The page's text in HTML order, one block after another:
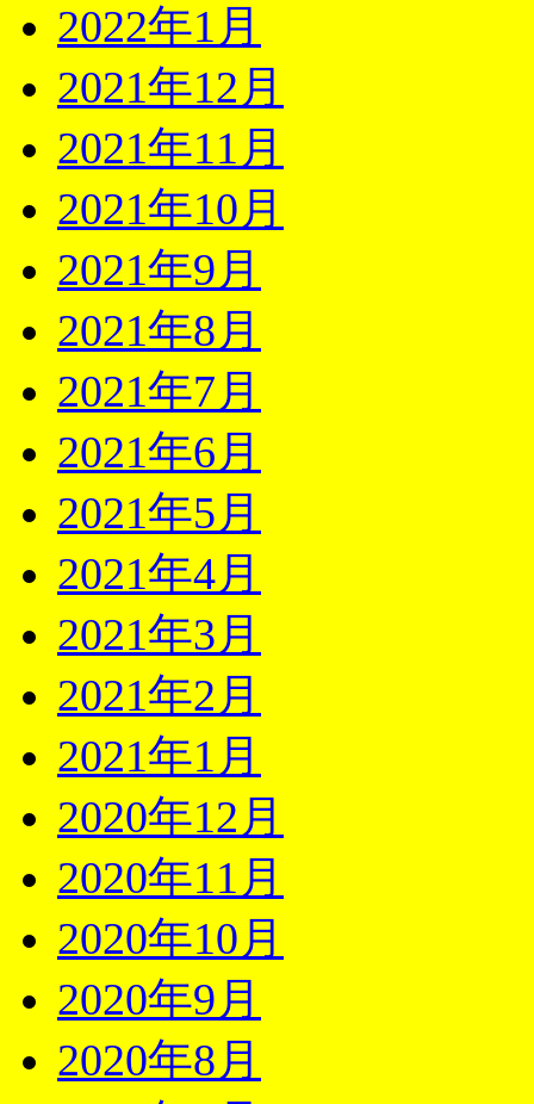
2022年1月
2021年12月
2021年11月
2021年10月
2021年9月
2021年8月
2021年7月
2021年6月
2021年5月
2021年4月
2021年3月
2021年2月
2021年1月
2020年12月
2020年11月
2020年10月
2020年9月
2020年8月